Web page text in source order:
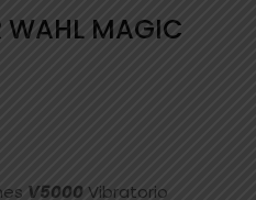
WAHL MAGIC
V5000 Vibratorio